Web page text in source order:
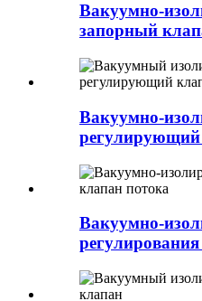
Вакуумно-
запорный
Вакуумно-
регулирующий
Вакуумно-